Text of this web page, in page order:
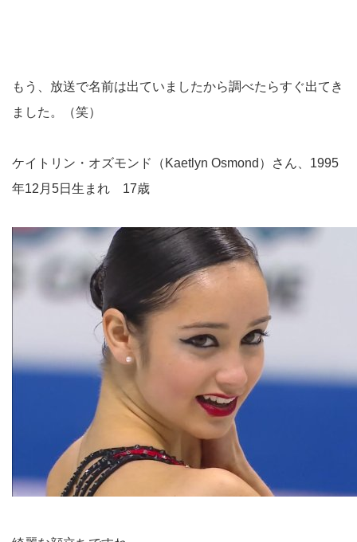
もう、放送で名前は出ていましたから調べたらすぐ出てき
ました。（笑）
ケイトリン・オズモンド（Kaetlyn Osmond）さん、1995
年12月5日生まれ 17歳